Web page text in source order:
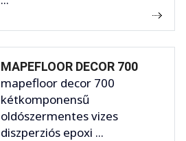
MAPEFLOOR DECOR 700
mapefloor decor 700
kétkomponensű
oldószermentes vizes
diszperziós epoxi ...